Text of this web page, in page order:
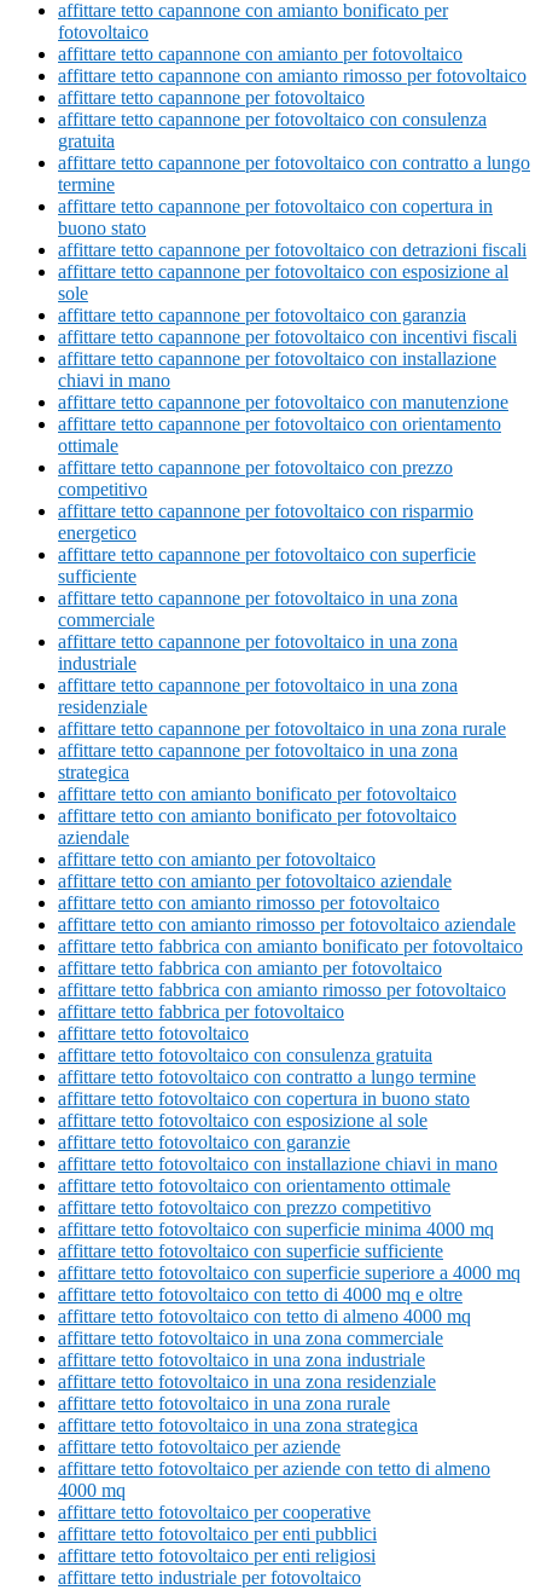
affittare tetto capannone con amianto bonificato per
fotovoltaico
affittare tetto capannone con amianto per fotovoltaico
affittare tetto capannone con amianto rimosso per fotovoltaico
affittare tetto capannone per fotovoltaico
affittare tetto capannone per fotovoltaico con consulenza
gratuita
affittare tetto capannone per fotovoltaico con contratto a lungo
termine
affittare tetto capannone per fotovoltaico con copertura in
buono stato
affittare tetto capannone per fotovoltaico con detrazioni fiscali
affittare tetto capannone per fotovoltaico con esposizione al
sole
affittare tetto capannone per fotovoltaico con garanzia
affittare tetto capannone per fotovoltaico con incentivi fiscali
affittare tetto capannone per fotovoltaico con installazione
chiavi in mano
affittare tetto capannone per fotovoltaico con manutenzione
affittare tetto capannone per fotovoltaico con orientamento
ottimale
affittare tetto capannone per fotovoltaico con prezzo
competitivo
affittare tetto capannone per fotovoltaico con risparmio
energetico
affittare tetto capannone per fotovoltaico con superficie
sufficiente
affittare tetto capannone per fotovoltaico in una zona
commerciale
affittare tetto capannone per fotovoltaico in una zona
industriale
affittare tetto capannone per fotovoltaico in una zona
residenziale
affittare tetto capannone per fotovoltaico in una zona rurale
affittare tetto capannone per fotovoltaico in una zona
strategica
affittare tetto con amianto bonificato per fotovoltaico
affittare tetto con amianto bonificato per fotovoltaico
aziendale
affittare tetto con amianto per fotovoltaico
affittare tetto con amianto per fotovoltaico aziendale
affittare tetto con amianto rimosso per fotovoltaico
affittare tetto con amianto rimosso per fotovoltaico aziendale
affittare tetto fabbrica con amianto bonificato per fotovoltaico
affittare tetto fabbrica con amianto per fotovoltaico
affittare tetto fabbrica con amianto rimosso per fotovoltaico
affittare tetto fabbrica per fotovoltaico
affittare tetto fotovoltaico
affittare tetto fotovoltaico con consulenza gratuita
affittare tetto fotovoltaico con contratto a lungo termine
affittare tetto fotovoltaico con copertura in buono stato
affittare tetto fotovoltaico con esposizione al sole
affittare tetto fotovoltaico con garanzie
affittare tetto fotovoltaico con installazione chiavi in mano
affittare tetto fotovoltaico con orientamento ottimale
affittare tetto fotovoltaico con prezzo competitivo
affittare tetto fotovoltaico con superficie minima 4000 mq
affittare tetto fotovoltaico con superficie sufficiente
affittare tetto fotovoltaico con superficie superiore a 4000 mq
affittare tetto fotovoltaico con tetto di 4000 mq e oltre
affittare tetto fotovoltaico con tetto di almeno 4000 mq
affittare tetto fotovoltaico in una zona commerciale
affittare tetto fotovoltaico in una zona industriale
affittare tetto fotovoltaico in una zona residenziale
affittare tetto fotovoltaico in una zona rurale
affittare tetto fotovoltaico in una zona strategica
affittare tetto fotovoltaico per aziende
affittare tetto fotovoltaico per aziende con tetto di almeno
4000 mq
affittare tetto fotovoltaico per cooperative
affittare tetto fotovoltaico per enti pubblici
affittare tetto fotovoltaico per enti religiosi
affittare tetto industriale per fotovoltaico